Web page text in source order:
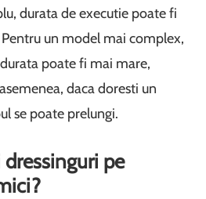
durata de executie poate fi
un model mai complex,
poate fi mai mare,
daca doresti un
se poate prelungi.
pe